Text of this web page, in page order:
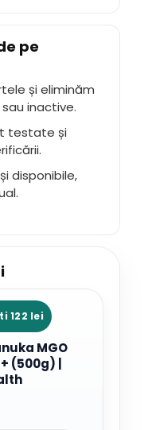
pe
și eliminăm
inactive.
testate și
disponibile,
122 lei
MGO
(500g) |